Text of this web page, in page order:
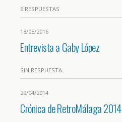
6 RESPUESTAS
13/05/2016
Entrevista a Gaby López
SIN RESPUESTA
29/04/2014
Crónica de RetroMálaga 2014